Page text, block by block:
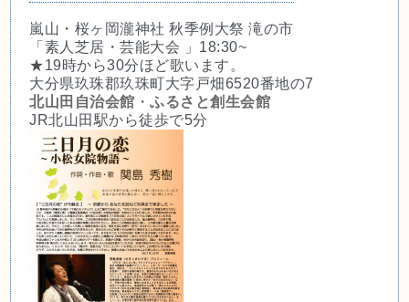
嵐山・桜ヶ岡瀧神社 秋季例大祭 滝の市
「素人芝居・芸能大会 」18:30~
★19時から30分ほど歌います。
大分県玖珠郡玖珠町大字戸畑6520番地の7
北山田自治会館 ・ふるさと創生会館
JR北山田駅から徒歩で5分